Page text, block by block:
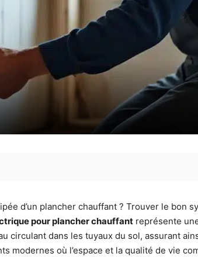
d’un plancher chauffant ? Trouver le bon
pour plancher chauffant représente
circulant dans les tuyaux du sol, assurant
où l’espace et la qualité de vie